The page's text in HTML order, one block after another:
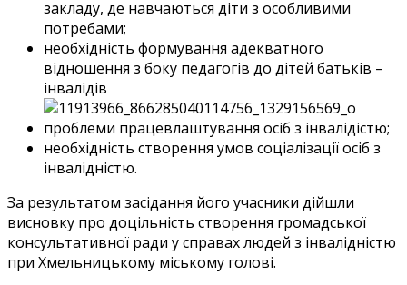
закладу, де навчаються діти з особливими
потребами;
необхідність формування адекватного
відношення з боку педагогів до дітей батьків –
інвалідів
проблеми працевлаштування осіб з інвалідістю;
необхідність створення умов соціалізації осіб з
інвалідністю.
За результатом засідання його учасники дійшли
висновку про доцільність створення громадської
консультативної ради у справах людей з інвалідністю
при Хмельницькому міському голові.